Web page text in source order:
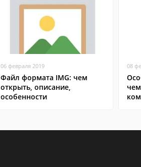
06 февраля 2019
Файл формата IMG: чем
открыть, описание,
особенности
08